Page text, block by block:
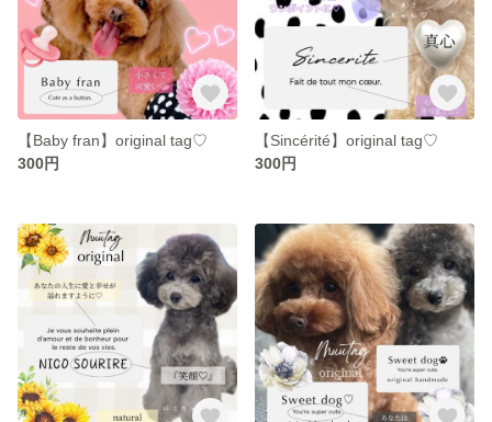
【Baby fran】original tag♡
300円
【Sincérité】original tag♡
300円